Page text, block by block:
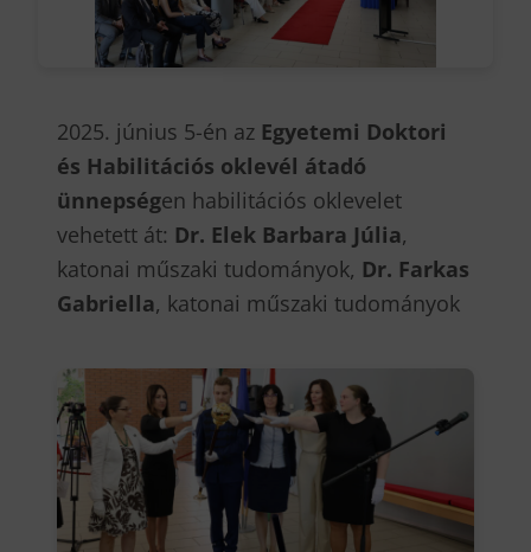
2025. június 5-én az Egyetemi Doktori
és Habilitációs oklevél átadó
ünnepségen habilitációs oklevelet
vehetett át: Dr. Elek Barbara Júlia,
katonai műszaki tudományok, Dr. Farkas
Gabriella, katonai műszaki tudományok